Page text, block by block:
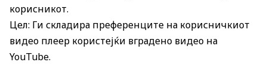
корисникот.
Цел: Ги складира преференците на корисничкиот
видео плеер користејќи вградено видео на
YouTube.